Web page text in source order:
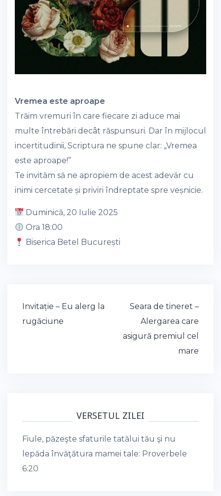
Vremea este aproape
Trăim vremuri în care fiecare zi aduce mai
multe întrebări decât răspunsuri. Dar în mijlocul
incertitudinii, Scriptura ne spune clar: „Vremea
este aproape!”
Te invităm să ne apropiem de acest adevăr cu
inimi cercetate și priviri îndreptate spre veșnicie.
Duminică, 20 Iulie 2025
Ora 18:00
Biserica Betel București
Post
navigation
Invitație – Eu alerg la
rugăciune
Seara de tineret –
Alergarea care
asigură premiul cel
mare
VERSETUL ZILEI
Fiule, păzeşte sfaturile tatălui tău şi nu
lepăda învăţătura mamei tale: Proverbele
6:20